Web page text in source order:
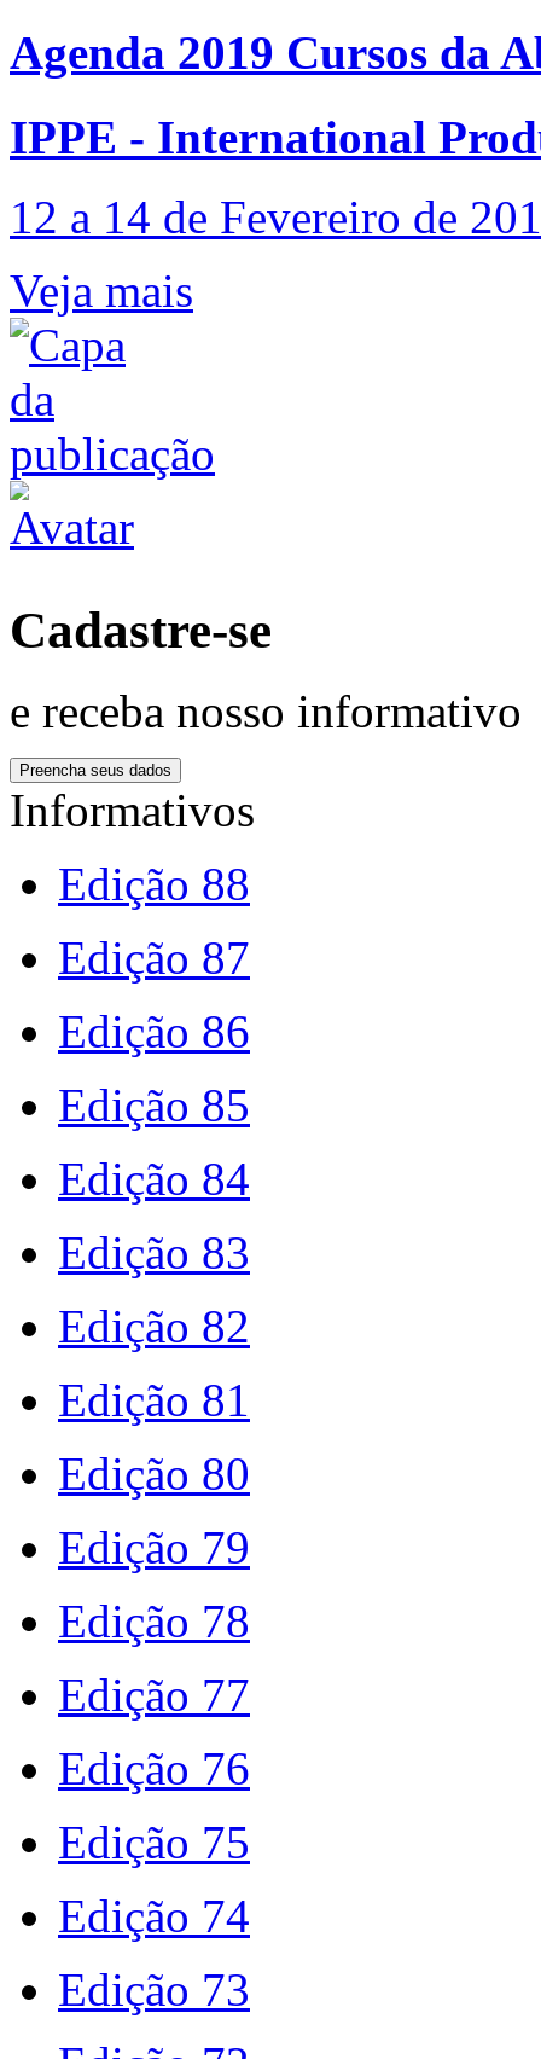
Agenda 2019 Cursos da
IPPE - International
12 a 14 de Fevereiro de
Veja mais
Cadastre-se
e receba nosso informativo
Informativos
Edição 88
Edição 87
Edição 86
Edição 85
Edição 84
Edição 83
Edição 82
Edição 81
Edição 80
Edição 79
Edição 78
Edição 77
Edição 76
Edição 75
Edição 74
Edição 73